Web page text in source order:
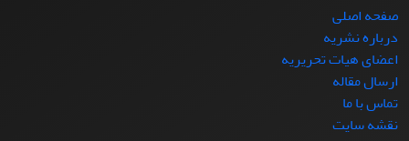
صفحه اصلی
درباره نشریه
اعضای هیات تحریریه
ارسال مقاله
تماس با ما
نقشه سایت